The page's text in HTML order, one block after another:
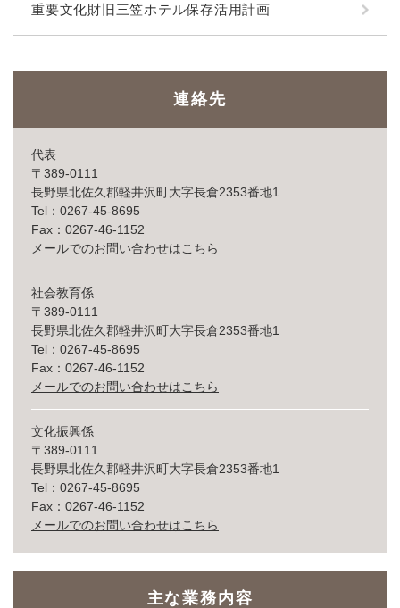
重要文化財旧三笠ホテル保存活用計画
連絡先
代表
〒389-0111
長野県北佐久郡軽井沢町大字長倉2353番地1
Tel：0267-45-8695
Fax：0267-46-1152
メールでのお問い合わせはこちら
社会教育係
〒389-0111
長野県北佐久郡軽井沢町大字長倉2353番地1
Tel：0267-45-8695
Fax：0267-46-1152
メールでのお問い合わせはこちら
文化振興係
〒389-0111
長野県北佐久郡軽井沢町大字長倉2353番地1
Tel：0267-45-8695
Fax：0267-46-1152
メールでのお問い合わせはこちら
主な業務内容